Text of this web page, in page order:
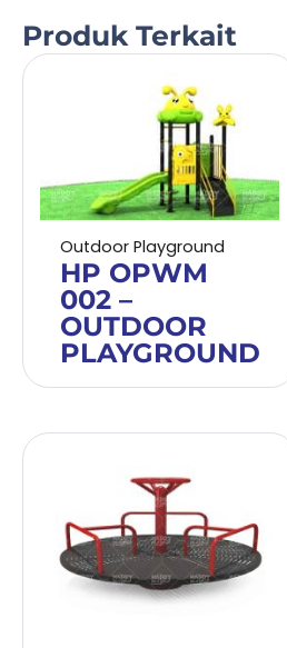
Produk Terkait
Outdoor Playground
HP OPWM
002 –
OUTDOOR
PLAYGROUND